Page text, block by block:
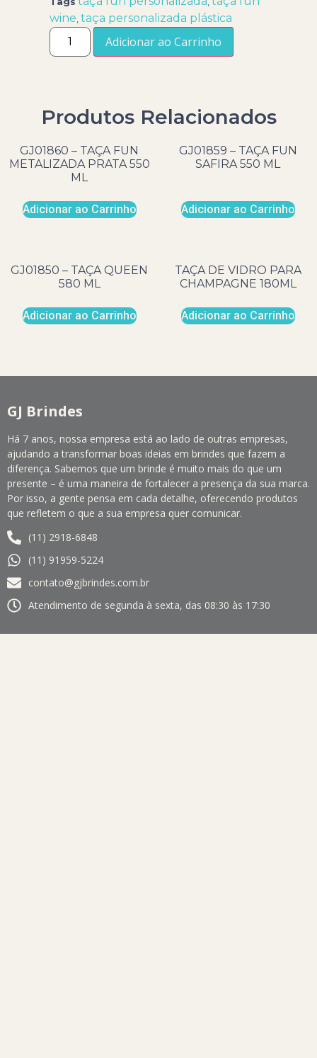
wine,taça personalizada plástica
Adicionar ao Carrinho
Produtos Relacionados
GJ01860 – TAÇA FUN
METALIZADA PRATA 550
ML
Adicionar ao Carrinho
GJ01859 – TAÇA FUN
SAFIRA 550 ML
Adicionar ao Carrinho
GJ01850 – TAÇA QUEEN
580 ML
Adicionar ao Carrinho
TAÇA DE VIDRO PARA
CHAMPAGNE 180ML
Adicionar ao Carrinho
GJ Brindes
Há 7 anos, nossa empresa está ao lado de outras empresas,
ajudando a transformar boas ideias em brindes que fazem a
diferença. Sabemos que um brinde é muito mais do que um
presente – é uma maneira de fortalecer a presença da sua marca.
Por isso, a gente pensa em cada detalhe, oferecendo produtos
que refletem o que a sua empresa quer comunicar.
(11) 2918-6848
(11) 91959-5224
contato@gjbrindes.com.br
Atendimento de segunda à sexta, das 08:30 às 17:30